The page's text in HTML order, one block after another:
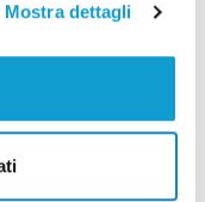
Mostra dettagli
bilico su un